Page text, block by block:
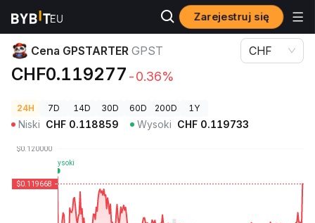
Zarejestruj się
Ceny kryptowalut Cena GPSTARTER GPST
Cena GPSTARTER GPST
CHF0.119277 -0.36%
CHF
24H 7D 14D 30D 60D 200D 1Y
Niski CHF 0.118859 Wysoki CHF 0.119733